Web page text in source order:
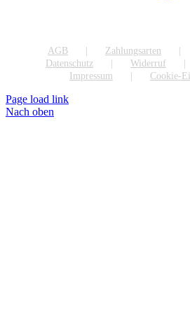
AGB Zahlungsarten
Datenschutz
Widerruf
Impressum
Cookie-
Page load link
Nach oben